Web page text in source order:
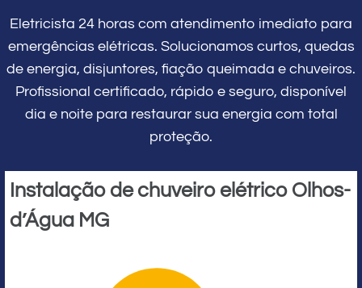
Eletricista 24 horas com atendimento imediato para
emergências elétricas. Solucionamos curtos, quedas
de energia, disjuntores, fiação queimada e chuveiros.
Profissional certificado, rápido e seguro, disponível
dia e noite para restaurar sua energia com total
proteção.
Instalação de chuveiro elétrico Olhos-
d’Água MG